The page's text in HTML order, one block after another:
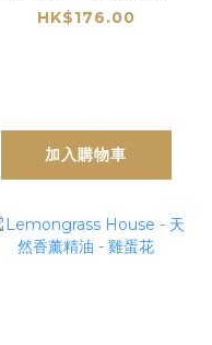
精油 - 黃玉蘭
HK$176.00
加入購物車